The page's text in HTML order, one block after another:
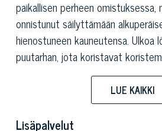
paikallisen perheen
onnistunut säilyttämään
hienostuneen kauneutensa. Ulkoa
puutarhan, jota koristavat
oliivipuut ja korkeat puut kuten
lisäksi löydämme kivisen,
näköalaterassin josta on
näkymät linnan ympäristöön ja
LUE KAIKKI
Lisäpalvelut